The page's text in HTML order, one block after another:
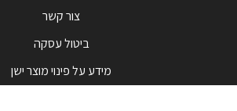
צור קשר
ביטול עסקה
מידע על פינוי מוצר ישן